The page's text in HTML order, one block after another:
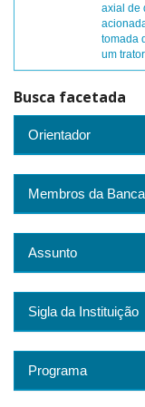
axial de
tomada
um trator
Busca facetada
Orientador
Membros da Banca
Assunto
Sigla da Instituição
Programa